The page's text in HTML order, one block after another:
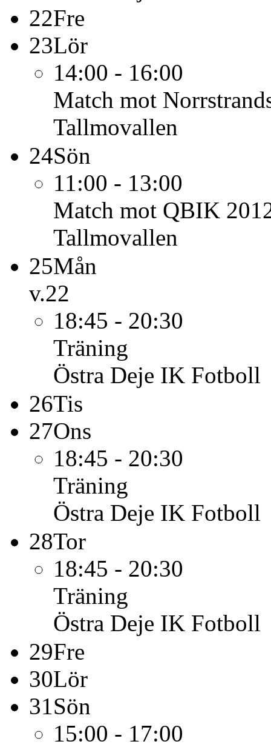
22Fre
23Lör
14:00 - 16:00
Match mot
Tallmovallen
24Sön
11:00 - 13:00
Match mot QBIK
Tallmovallen
25Mån
v.22
18:45 - 20:30
Träning
Östra Deje IK Fotboll
26Tis
27Ons
18:45 - 20:30
Träning
Östra Deje IK Fotboll
28Tor
18:45 - 20:30
Träning
Östra Deje IK Fotboll
29Fre
30Lör
31Sön
15:00 - 17:00